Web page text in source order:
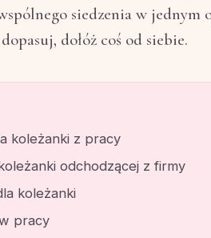
siedzenia w jednym
dopasuj, dołóż coś od siebie.
koleżanki z pracy
odchodzącej z firmy
koleżanki
pracy